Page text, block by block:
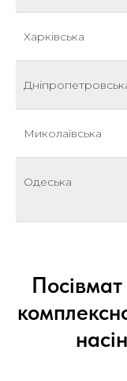
Харківська
Миколаївська
Одеська